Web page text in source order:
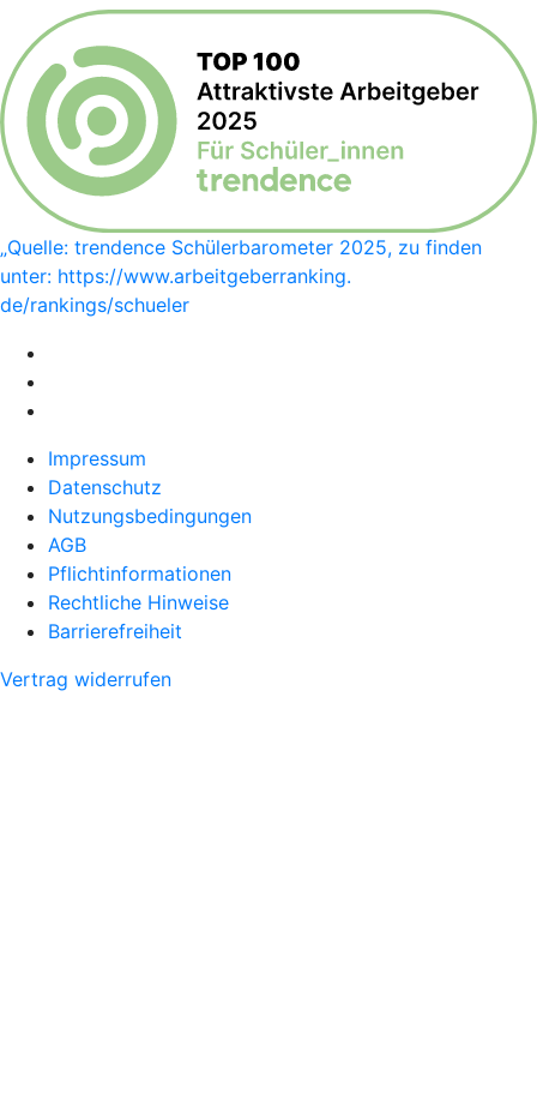
„Quelle: trendence Schülerbarometer 2025, zu finden
unter: https://www.arbeitgeberranking.
de/rankings/schueler
Impressum
Datenschutz
Nutzungsbedingungen
AGB
Pflichtinformationen
Rechtliche Hinweise
Barrierefreiheit
Vertrag widerrufen